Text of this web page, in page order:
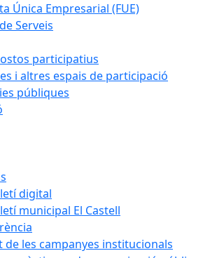
Única Empresarial (FUE)
Serveis
participatius
i altres espais de participació
públiques
digital
municipal El Castell
de les campanyes institucionals